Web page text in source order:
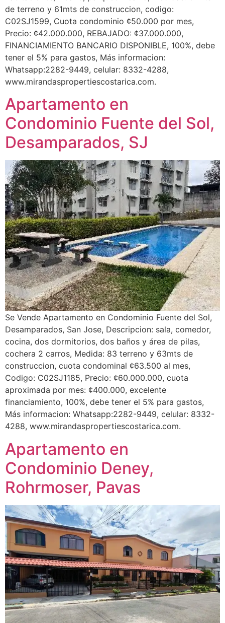
de terreno y 61mts de construccion, codigo:
C02SJ1599, Cuota condominio ¢50.000 por mes,
Precio: ¢42.000.000, REBAJADO: ¢37.000.000,
FINANCIAMIENTO BANCARIO DISPONIBLE, 100%, debe
tener el 5% para gastos, Más informacion:
Whatsapp:2282-9449, celular: 8332-4288,
www.mirandaspropertiescostarica.com.
Apartamento en
Condominio Fuente del Sol,
Desamparados, SJ
Se Vende Apartamento en Condominio Fuente del Sol,
Desamparados, San Jose, Descripcion: sala, comedor,
cocina, dos dormitorios, dos baños y área de pilas,
cochera 2 carros, Medida: 83 terreno y 63mts de
construccion, cuota condominal ¢63.500 al mes,
Codigo: C02SJ1185, Precio: ¢60.000.000, cuota
aproximada por mes: ¢400.000, excelente
financiamiento, 100%, debe tener el 5% para gastos,
Más informacion: Whatsapp:2282-9449, celular: 8332-
4288, www.mirandaspropertiescostarica.com.
Apartamento en
Condominio Deney,
Rohrmoser, Pavas